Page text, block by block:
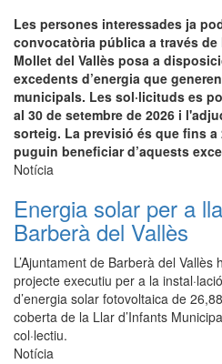
Les persones interessades ja
convocatòria pública a través de
Mollet del Vallès posa a
excedents d’energia que
municipals. Les sol·licituds es
al 30 de setembre de 2026 i
sorteig. La previsió és que fins a
puguin beneficiar d’aquests
Notícia
Energia solar per a
Barberà del Vallès
L’Ajuntament de Barberà del Vallès
projecte executiu per a la
d’energia solar fotovoltaica de
coberta de la Llar d’Infants
col·lectiu.
Notícia